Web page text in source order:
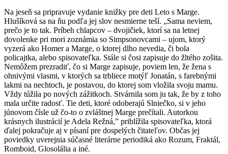
Na jeseň sa pripravuje vydanie knižky pre deti Leto s Marge.
Hlušíková sa na ňu podľa jej slov nesmierne teší. „Sama neviem,
prečo je to tak. Príbeh chlapcov – dvojičiek, ktorí sa na letnej
dovolenke pri mori zoznámia so Simpsonovcami – ujom, ktorý
vyzerá ako Homer a Marge, o ktorej dlho nevedia, či bola
policajtka, alebo spisovateľka. Stále si čosi zapisuje do žltého zošita.
Nemôžem prezradiť, čo si Marge zapisuje, poviem len, že žena s
ohnivými vlasmi, v ktorých sa trbliece motýľ Jonatán, s farebnými
lakmi na nechtoch, je postavou, do ktorej som vložila svoju mamu.
Vždy túžila po nových zážitkoch. Stvárnila som ju tak, že by z toho
mala určite radosť. Tie deti, ktoré odoberajú Slniečko, si v jeho
júnovom čísle už čo-to o zvláštnej Marge prečítali. Autorkou
krásnych ilustrácií je Adela Režná,” priblížila spisovateľka, ktorá
ďalej pokračuje aj v písaní pre dospelých čitateľov. Občas jej
poviedky uverejnia súčasné literárne periodiká ako Rozum, Fraktál,
Romboid, Glosolália a iné.